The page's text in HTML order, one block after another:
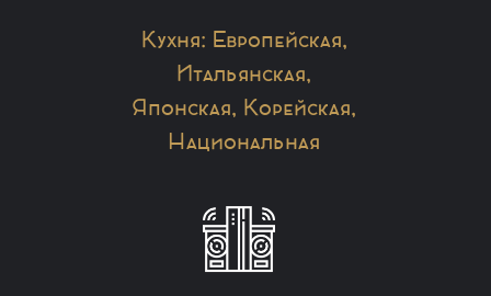
Кухня: Европейская,
Итальянская,
Японская, Корейская,
Национальная